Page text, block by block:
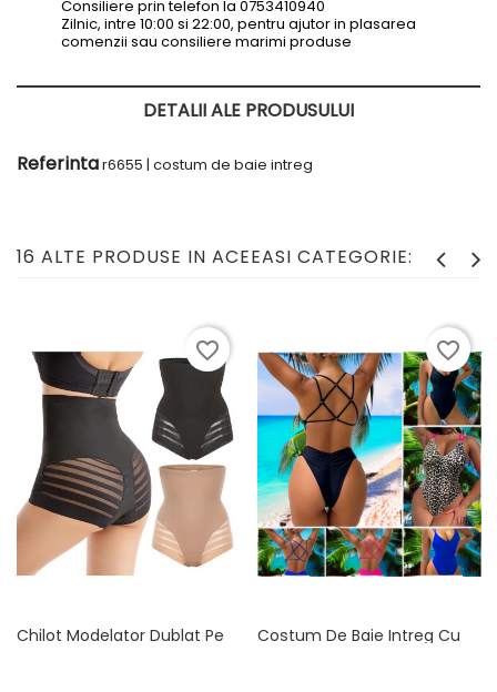
Consiliere prin telefon la 0753410940
Zilnic, intre 10:00 si 22:00, pentru ajutor in plasarea
comenzii sau consiliere marimi produse
DETALII ALE PRODUSULUI
Referintar6655 | costum de baie intreg
16 ALTE PRODUSE IN ACEEASI CATEGORIE:
Chilot Modelator Dublat Pe
favorite_border
Costum De Baie Intreg Cu
favorite_border